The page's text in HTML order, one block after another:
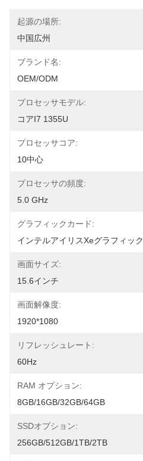
起源の場所:
中国広州
ブランド名:
OEM/ODM
プロセッサモデル:
コアi7 1355U
プロセッサコア:
10中心
プロセッサの頻度:
5.0 GHz
グラフィックカード:
インテルアイリスXeグラフィック
画面サイズ:
15.6インチ
画面解像度:
1920*1080
リフレッシュレート:
60Hz
RAM オプション:
8GB/16GB/32GB/64GB
SSDオプション:
256GB/512GB/1TB/2TB